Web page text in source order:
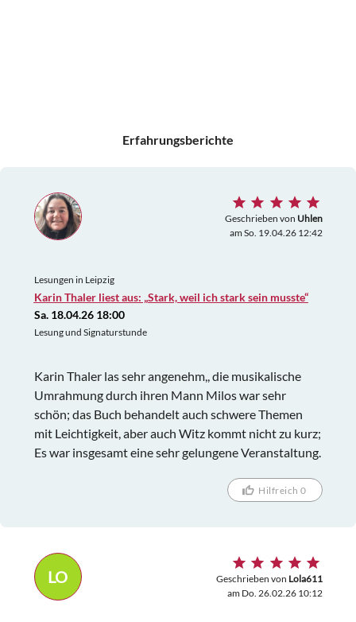
Erfahrungsberichte
Geschrieben von Uhlen
am So. 19.04.26 12:42
Lesungen in Leipzig
Karin Thaler liest aus: „Stark, weil ich stark sein musste“
Sa. 18.04.26 18:00
Lesung und Signaturstunde
Karin Thaler las sehr angenehm,, die musikalische
Umrahmung durch ihren Mann Milos war sehr
schön; das Buch behandelt auch schwere Themen
mit Leichtigkeit, aber auch Witz kommt nicht zu kurz;
Es war insgesamt eine sehr gelungene Veranstaltung.
Hilfreich 0
LO Geschrieben von Lola611
am Do. 26.02.26 10:12